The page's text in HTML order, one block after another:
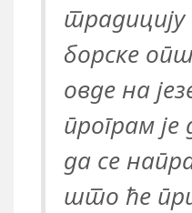
традицију
борске
овде на
програм
да се
што ће